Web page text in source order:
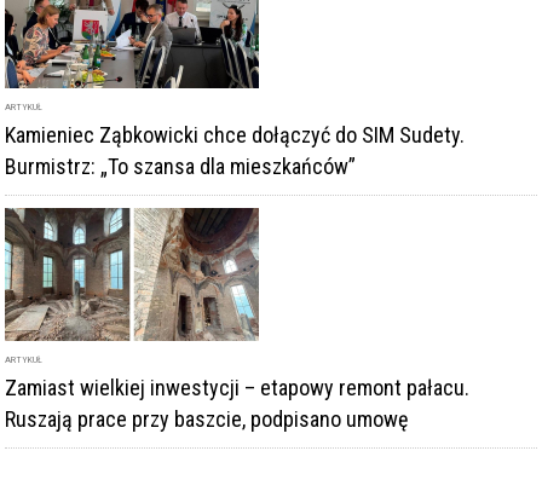
ARTYKUŁ
Kamieniec Ząbkowicki chce dołączyć do SIM Sudety.
Burmistrz: „To szansa dla mieszkańców”
ARTYKUŁ
Zamiast wielkiej inwestycji – etapowy remont pałacu.
Ruszają prace przy baszcie, podpisano umowę